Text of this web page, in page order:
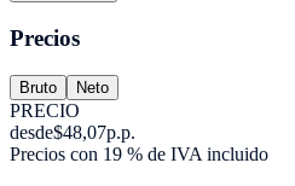
Precios
Bruto Neto
PRECIO
desde$48,07p.p.
Precios con 19 % de IVA incluido